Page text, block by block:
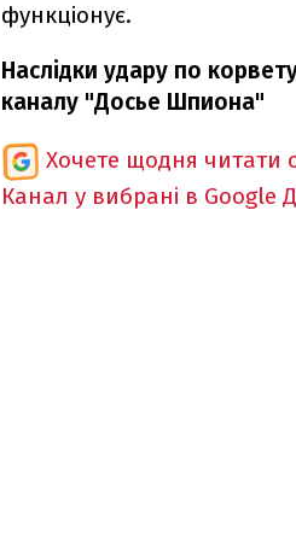
функціонує.
Наслідки удару по
каналу "Досье Шпиона"
Хочете щодня читати
Канал у вибрані в Google